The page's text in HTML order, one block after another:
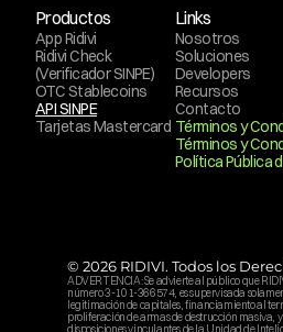
Productos
App Ridivi
Ridivi Check
(Verificador SINPE)
OTC Stablecoins
API SINPE
Tarjetas Mastercard
Links
Nosotros
Soluciones
Developers
Recursos
Contacto
Términos y
Términos y
Política Pública
© 2026 RIDIVI. Todos los
ADVERTENCIA: Se advierte al público que
número 3-101-366574, es supervisada
legitimación de capitales, financiamiento al
proliferación de armas de destrucción masiva,